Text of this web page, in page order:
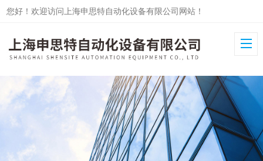
您好！欢迎访问上海申思特自动化设备有限公司网站！